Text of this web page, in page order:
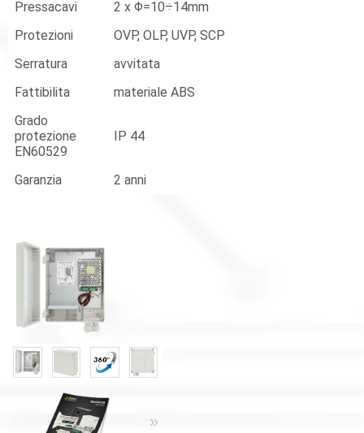
Pressacavi
2 x Φ=10÷14mm
Protezioni
OVP, OLP, UVP, SCP
Serratura
avvitata
Fattibilita
materiale ABS
Grado
protezione
EN60529
IP 44
Garanzia 2 anni
»